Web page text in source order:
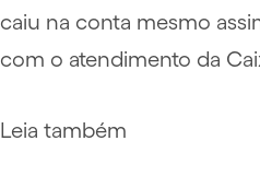
caiu na conta mesmo
com o atendimento da
Leia também